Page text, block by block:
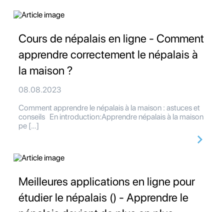
Cours de népalais en ligne - Comment
apprendre correctement le népalais à
la maison ?
08.08.2023
Comment apprendre le népalais à la maison : astuces et
conseils En introduction:Apprendre népalais à la maison
pe […]
Meilleures applications en ligne pour
étudier le népalais () - Apprendre le